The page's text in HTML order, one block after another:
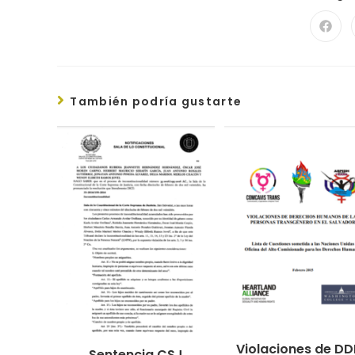
También podría gustarte
Violaciones de